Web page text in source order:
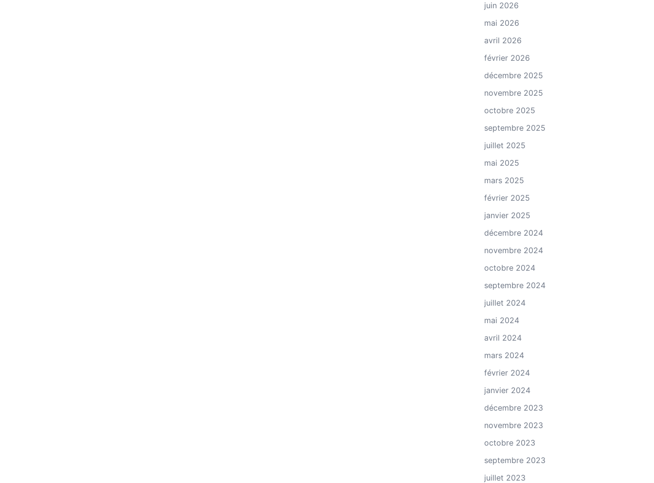
juin 2026
mai 2026
avril 2026
février 2026
décembre 2025
novembre 2025
octobre 2025
septembre 2025
juillet 2025
mai 2025
mars 2025
février 2025
janvier 2025
décembre 2024
novembre 2024
octobre 2024
septembre 2024
juillet 2024
mai 2024
avril 2024
mars 2024
février 2024
janvier 2024
décembre 2023
novembre 2023
octobre 2023
septembre 2023
juillet 2023